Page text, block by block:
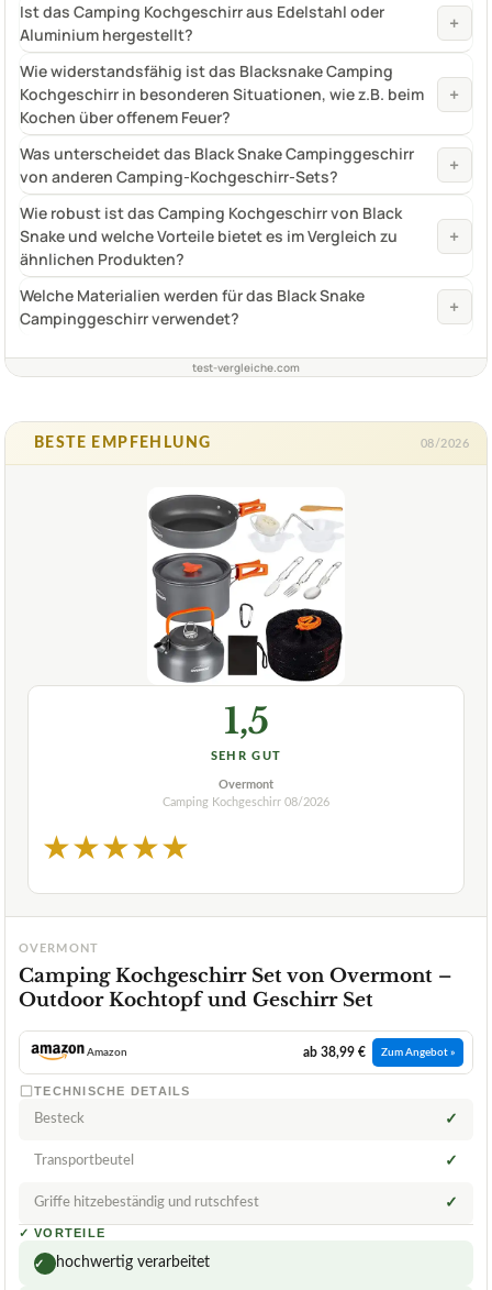
Ist das Camping Kochgeschirr aus Edelstahl oder
Aluminium hergestellt?
+
Wie widerstandsfähig ist das Blacksnake Camping
Kochgeschirr in besonderen Situationen, wie z.B. beim
Kochen über offenem Feuer?
+
Was unterscheidet das Black Snake Campinggeschirr
von anderen Camping-Kochgeschirr-Sets?
+
Wie robust ist das Camping Kochgeschirr von Black
Snake und welche Vorteile bietet es im Vergleich zu
ähnlichen Produkten?
+
Welche Materialien werden für das Black Snake
Campinggeschirr verwendet?
+
test-vergleiche.com
BESTE EMPFEHLUNG 08/2026
1,5
SEHR GUT
Overmont
Camping Kochgeschirr 08/2026
★★★★★
OVERMONT
Camping Kochgeschirr Set von Overmont –
Outdoor Kochtopf und Geschirr Set
Amazon ab 38,99 € Zum Angebot »
TECHNISCHE DETAILS
Besteck ✓
Transportbeutel ✓
Griffe hitzebeständig und rutschfest ✓
✓ VORTEILE
✓ hochwertig verarbeitet